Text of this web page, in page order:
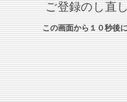
ご登録のし直
この画面から１０秒後